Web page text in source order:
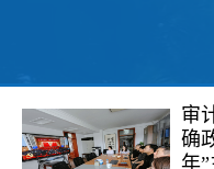
审
确
年